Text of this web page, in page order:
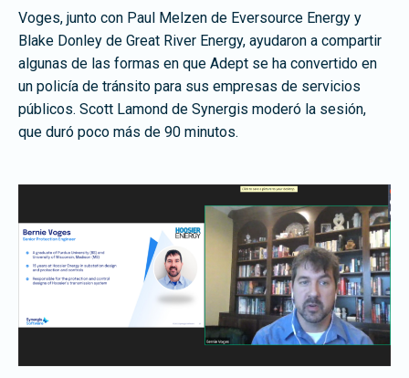
Voges, junto con Paul Melzen de Eversource Energy y
Blake Donley de Great River Energy, ayudaron a compartir
algunas de las formas en que Adept se ha convertido en
un policía de tránsito para sus empresas de servicios
públicos. Scott Lamond de Synergis moderó la sesión,
que duró poco más de 90 minutos.